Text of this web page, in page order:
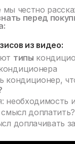
мы честно
перед
из видео:
типы
кондиционер,
необходимость
смысл доплатить?
доплачивать